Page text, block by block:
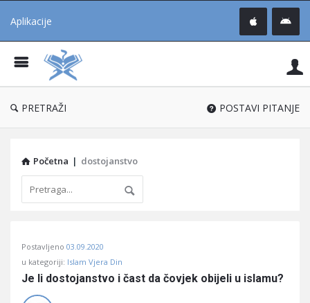
Aplikacije
®
PRETRAŽI POSTAVI PITANJE
Početna | dostojanstvo
Učene
Latest
Postavljeno 03.09.2020
u kategoriji: Islam Vjera Din
Je li dostojanstvo i čast da čovjek obijeli u islamu?